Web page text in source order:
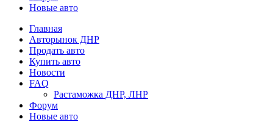
Новые авто
Главная
Авторынок ДНР
Продать авто
Купить авто
Новости
FAQ
Растаможка ДНР, ЛНР
Форум
Новые авто